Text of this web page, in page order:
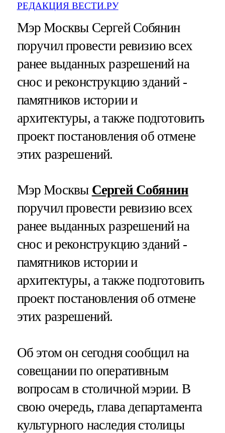
РЕДАКЦИЯ ВЕСТИ.РУ
Мэр Москвы Сергей Собянин
поручил провести ревизию всех
ранее выданных разрешений на
снос и реконструкцию зданий -
памятников истории и
архитектуры, а также подготовить
проект постановления об отмене
этих разрешений.
Мэр Москвы Сергей Собянин
поручил провести ревизию всех
ранее выданных разрешений на
снос и реконструкцию зданий -
памятников истории и
архитектуры, а также подготовить
проект постановления об отмене
этих разрешений.
Об этом он сегодня сообщил на
совещании по оперативным
вопросам в столичной мэрии. В
свою очередь, глава департамента
культурного наследия столицы